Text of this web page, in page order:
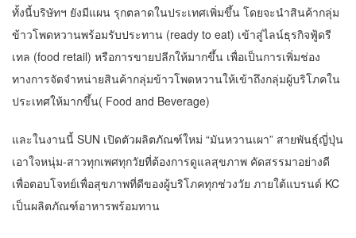
ทั้งนี้บริษัทฯ ยังมีแผน รุกตลาดในประเทศเพิ่มขึ้น โดยจะนำสินค้ากลุ่ม
ข้าวโพดหวานพร้อมรับประทาน (ready to eat) เข้าสู่ไลน์ธุรกิจฟู้ดรี
เทล (food retail) หรือการขายปลีกให้มากขึ้น เพื่อเป็นการเพิ่มช่อง
ทางการจัดจำหน่ายสินค้ากลุ่มข้าวโพดหวานให้เข้าถึงกลุ่มผู้บริโภคใน
ประเทศให้มากขึ้น( Food and Beverage)
และในงานนี้ SUN เปิดตัวผลิตภัณฑ์ใหม่ “มันหวานเผา” สายพันธุ์ญี่ปุ่น
เอาใจหนุ่ม-สาวทุกเพศทุกวัยที่ต้องการดูแลสุขภาพ คัดสรรมาอย่างดี
เพื่อตอบโจทย์เพื่อสุขภาพที่ดีของผู้บริโภคทุกช่วงวัย ภายใต้แบรนด์ KC
เป็นผลิตภัณฑ์อาหารพร้อมทาน